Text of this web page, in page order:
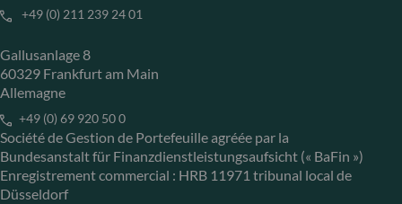
+49 (0) 211 239 24 01
Gallusanlage 8
60329 Frankfurt am Main
Allemagne
+49 (0) 69 920 50 0
Société de Gestion de Portefeuille agréée par la
Bundesanstalt für Finanzdienstleistungsaufsicht (« BaFin »)
Enregistrement commercial : HRB 11971 tribunal local de
Düsseldorf